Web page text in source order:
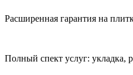
Расширенная гарантия на
Полный спект услуг: укладка,